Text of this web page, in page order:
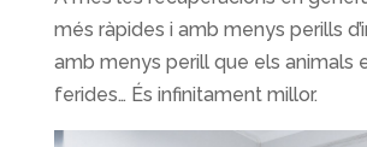
més ràpides i amb menys perills
amb menys perill que els animals
ferides… És infinitament millor.